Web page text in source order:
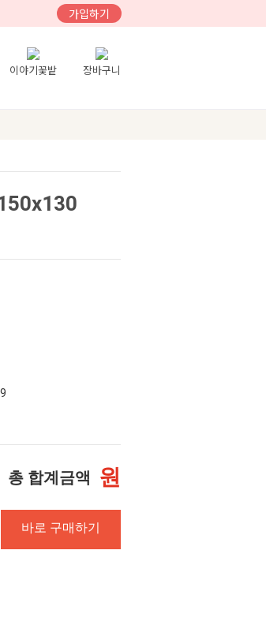
가입하기
이야기꽃밭 장바구니
총 합계금액 원
바로 구매하기